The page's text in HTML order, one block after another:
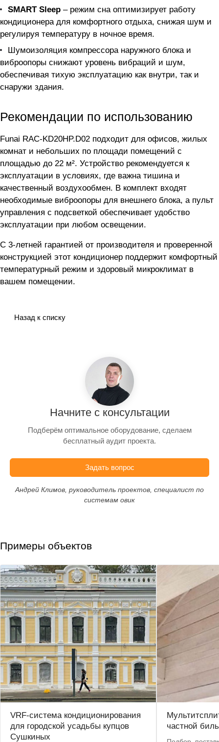
SMART Sleep – режим сна оптимизирует работу
кондиционера для комфортного отдыха, снижая шум и
регулируя температуру в ночное время.
Шумоизоляция компрессора наружного блока и
виброопоры снижают уровень вибраций и шум,
обеспечивая тихую эксплуатацию как внутри, так и
снаружи здания.
Рекомендации по использованию
Funai RAC-KD20HP.D02 подходит для офисов, жилых
комнат и небольших по площади помещений с
площадью до 22 м². Устройство рекомендуется к
эксплуатации в условиях, где важна тишина и
качественный воздухообмен. В комплект входят
необходимые виброопоры для внешнего блока, а пульт
управления с подсветкой обеспечивает удобство
эксплуатации при любом освещении.
С 3-летней гарантией от производителя и проверенной
конструкцией этот кондиционер поддержит комфортный
температурный режим и здоровый микроклимат в
вашем помещении.
Назад к списку
Начните с консультации
Подберём оптимальное оборудование, сделаем
бесплатный аудит проекта.
Задать вопрос
Андрей Климов, руководитель проектов, специалист по
системам овик
Примеры объектов
VRF-система кондиционирования
для городской усадьбы купцов
Сушкиных
частной